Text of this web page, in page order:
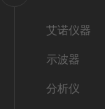
艾诺仪器
示波器
分析仪